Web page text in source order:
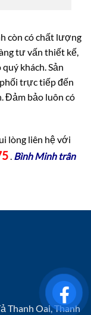
còn có chất lượng
tư vấn thiết kế,
khách. Sản
trực tiếp đến
Đảm bảo luôn có
lòng liên hệ với
Bình Minh trân
Thanh Oai, Thanh